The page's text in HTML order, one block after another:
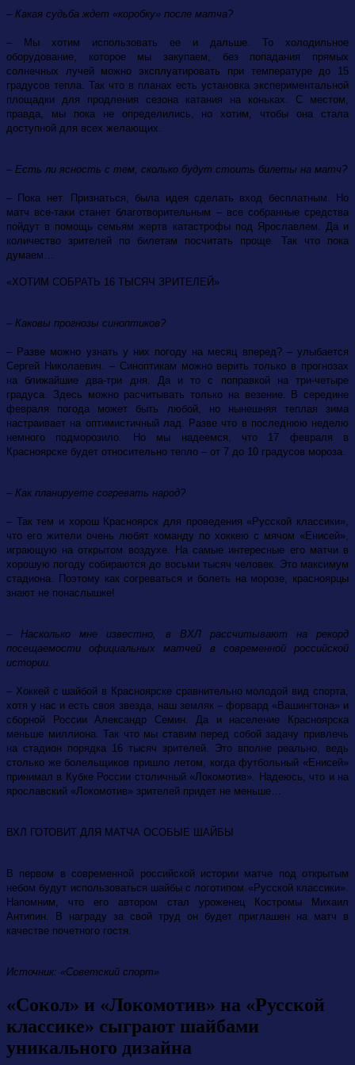
– Какая судьба ждет «коробку» после матча?
– Мы хотим использовать ее и дальше. То холодильное
оборудование, которое мы закупаем, без попадания прямых
солнечных лучей можно эксплуатировать при температуре до 15
градусов тепла. Так что в планах есть установка экспериментальной
площадки для продления сезона катания на коньках. С местом,
правда, мы пока не определились, но хотим, чтобы она стала
доступной для всех желающих.
– Есть ли ясность с тем, сколько будут стоить билеты на матч?
– Пока нет. Признаться, была идея сделать вход бесплатным. Но
матч все-таки станет благотворительным – все собранные средства
пойдут в помощь семьям жертв катастрофы под Ярославлем. Да и
количество зрителей по билетам посчитать проще. Так что пока
думаем…
«ХОТИМ СОБРАТЬ 16 ТЫСЯЧ ЗРИТЕЛЕЙ»
– Каковы прогнозы синоптиков?
– Разве можно узнать у них погоду на месяц вперед? – улыбается
Сергей Николаевич. – Синоптикам можно верить только в прогнозах
на ближайшие два-три дня. Да и то с поправкой на три-четыре
градуса. Здесь можно расчитывать только на везение. В середине
февраля погода может быть любой, но нынешняя теплая зима
настраивает на оптимистичный лад. Разве что в последнюю неделю
немного подморозило. Но мы надеемся, что 17 февраля в
Красноярске будет относительно тепло – от 7 до 10 градусов мороза.
– Как планируете согревать народ?
– Так тем и хорош Красноярск для проведения «Русской классики»,
что его жители очень любят команду по хоккею с мячом «Енисей»,
играющую на открытом воздухе. На самые интересные его матчи в
хорошую погоду собираются до восьми тысяч человек. Это максимум
стадиона. Поэтому как согреваться и болеть на морозе, красноярцы
знают не понаслышке!
– Насколько мне известно, в ВХЛ рассчитывают на рекорд
посещаемости официальных матчей в современной российской
истории.
– Хоккей с шайбой в Красноярске сравнительно молодой вид спорта,
хотя у нас и есть своя звезда, наш земляк – форвард «Вашингтона» и
сборной России Александр Семин. Да и население Красноярска
меньше миллиона. Так что мы ставим перед собой задачу привлечь
на стадион порядка 16 тысяч зрителей. Это вполне реально, ведь
столько же болельщиков пришло летом, когда футбольный «Енисей»
принимал в Кубке России столичный «Локомотив». Надеюсь, что и на
ярославский «Локомотив» зрителей придет не меньше…
ВХЛ ГОТОВИТ ДЛЯ МАТЧА ОСОБЫЕ ШАЙБЫ
В первом в современной российской истории матче под открытым
небом будут использоваться шайбы с логотипом «Русской классики».
Напомним, что его автором стал уроженец Костромы Михаил
Антипин. В награду за свой труд он будет приглашен на матч в
качестве почетного гостя.
Источник: «Советский спорт»
«Сокол» и «Локомотив» на «Русской
классике» сыграют шайбами
уникального дизайна